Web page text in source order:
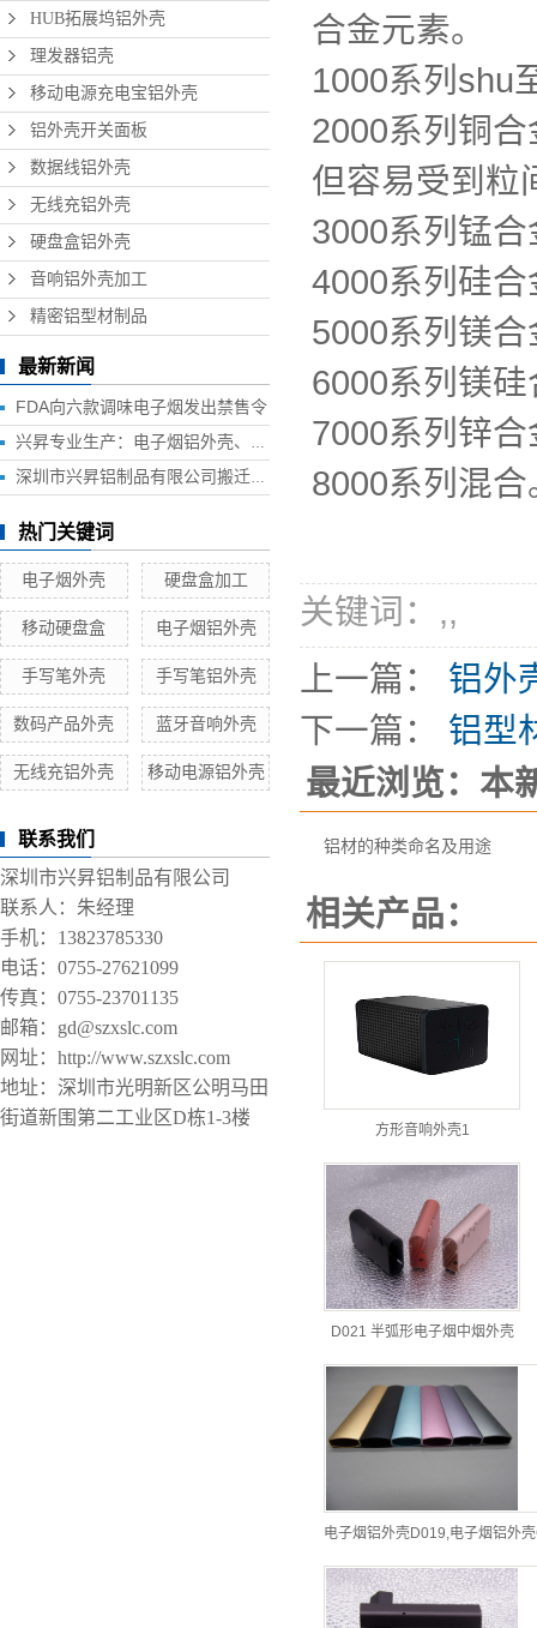
HUB拓展坞铝外壳
理发器铝壳
移动电源充电宝铝外壳
铝外壳开关面板
数据线铝外壳
无线充铝外壳
硬盘盒铝外壳
音响铝外壳加工
精密铝型材制品
最新新闻
FDA向六款调味电子烟发出禁售令
兴昇专业生产：电子烟铝外壳、电子烟外壳、HUB铝外壳、移动电源外壳、无线充铝外壳等铝制品外壳
深圳市兴昇铝制品有限公司搬迁联络函
热门关键词
电子烟外壳 硬盘盒加工
移动硬盘盒 电子烟铝外壳
手写笔外壳 手写笔铝外壳
数码产品外壳 蓝牙音响外壳
无线充铝外壳 移动电源铝外壳
联系我们
深圳市兴昇铝制品有限公司
联系人：朱经理
手机：13823785330
电话：0755-27621099
传真：0755-23701135
邮箱：gd@szxslc.com
网址：http://www.szxslc.com
地址：深圳市光明新区公明马田
街道新围第二工业区D栋1-3楼
合金元素。
1000系列shu
2000系列铜
但容易受到粒
3000系列锰
4000系列硅
5000系列镁
6000系列镁
7000系列锌
8000系列混合
关键词： ,,
上一篇： 铝外
下一篇： 铝型
最近浏览：本
铝材的种类命名及用途
相关产品：
方形音响外壳1
D021 半弧形电子烟中烟外壳
电子烟铝外壳D019,电子烟铝外